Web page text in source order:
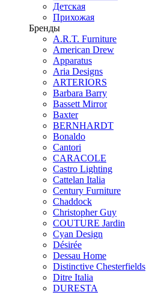
Детская
Прихожая
Бренды
A.R.T. Furniture
American Drew
Apparatus
Aria Designs
ARTERIORS
Barbara Barry
Bassett Mirror
Baxter
BERNHARDT
Bonaldo
Cantori
CARACOLE
Castro Lighting
Cattelan Italia
Century Furniture
Chaddock
Christopher Guy
COUTURE Jardin
Cyan Design
Désirée
Dessau Home
Distinctive Chesterfields
Ditre Italia
DURESTA